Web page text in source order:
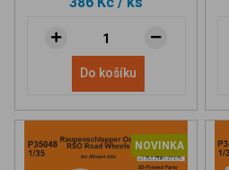
Do košíku
NOVINKA